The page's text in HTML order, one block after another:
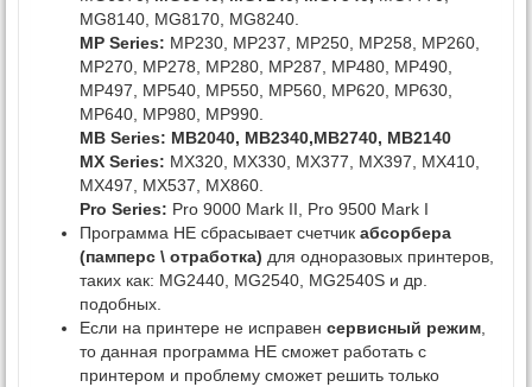
MG8140, MG8170, MG8240.
MP Series: MP230, MP237, MP250, MP258, MP260,
MP270, MP278, MP280, MP287, MP480, MP490,
MP497, MP540, MP550, MP560, MP620, MP630,
MP640, MP980, MP990.
MB Series: MB2040, MB2340,MB2740, MB2140
MX Series: MX320, MX330, MX377, MX397, MX410,
MX497, MX537, MX860.
Pro Series: Pro 9000 Mark II, Pro 9500 Mark I
Программа НЕ сбрасывает счетчик абсорбера
(памперс \ отработка) для одноразовых принтеров,
таких как: MG2440, MG2540, MG2540S и др.
подобных.
Если на принтере не исправен сервисный режим,
то данная программа НЕ сможет работать с
принтером и проблему сможет решить только